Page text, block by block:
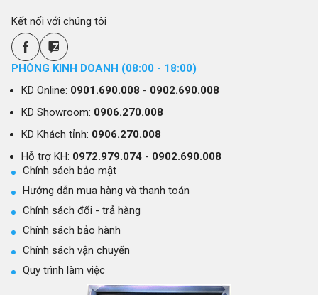
Kết nối với chúng tôi
PHÒNG KINH DOANH (08:00 - 18:00)
KD Online: 0901.690.008 - 0902.690.008
KD Showroom: 0906.270.008
KD Khách tỉnh: 0906.270.008
Hỗ trợ KH: 0972.979.074- 0902.690.008
Chính sách bảo mật
Hướng dẫn mua hàng và thanh toán
Chính sách đổi - trả hàng
Chính sách bảo hành
Chính sách vận chuyển
Quy trình làm việc